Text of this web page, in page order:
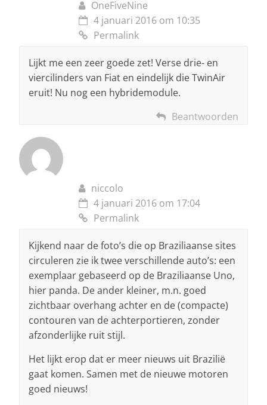
OneFiveNine
4 januari 2016 om 10:35
Permalink
Lijkt me een zeer goede zet! Verse drie- en
viercilinders van Fiat en eindelijk die TwinAir
eruit! Nu nog een hybridemodule.
Beantwoorden
niccolo
4 januari 2016 om 17:04
Permalink
Kijkend naar de foto’s die op Braziliaanse sites
circuleren zie ik twee verschillende auto’s: een
exemplaar gebaseerd op de Braziliaanse Uno,
hier panda. De ander kleiner, m.n. goed
zichtbaar overhang achter en de (compacte)
contouren van de achterportieren, zonder
afzonderlijke ruit stijl.
Het lijkt erop dat er meer nieuws uit Brazilië
gaat komen. Samen met de nieuwe motoren
goed nieuws!